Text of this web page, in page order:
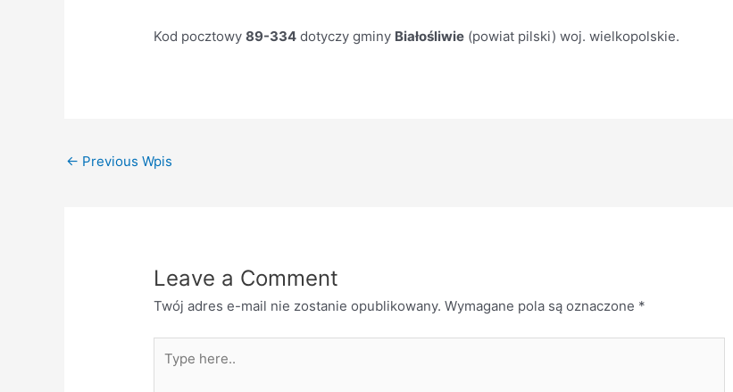
Kod pocztowy89-334 dotyczy gminy Białośliwie (powiat pilski) woj. wielkopolskie.
← Previous Wpis
Leave a Comment
Twój adres e-mail nie zostanie opublikowany. Wymagane pola są oznaczone *
here..